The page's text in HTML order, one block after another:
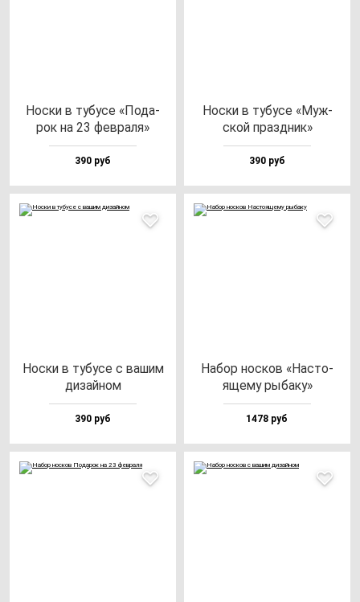
Нос­ки в ту­бу­се «Пода­
рок на 23 фев­ра­ля»
390 руб
Нос­ки в ту­бу­се «Муж­
ской праз­дник»
390 руб
Нос­ки в ту­бу­се с ва­шим
ди­зай­ном
390 руб
Набор нос­ков «Нас­то­
яще­му ры­ба­ку»
1478 руб